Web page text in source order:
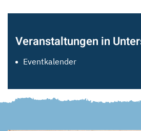
Veranstaltungen in
Eventkalender